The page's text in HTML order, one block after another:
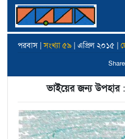
পরবাস |সংখ্যা ৫৯ | এপ্রিল ২০১৫ |
Share
ভাইয়ের জন্য উপহার